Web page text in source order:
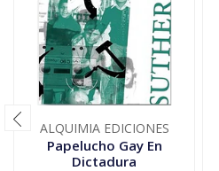
ALQUIMIA EDICIONES
Papelucho Gay En
Dictadura